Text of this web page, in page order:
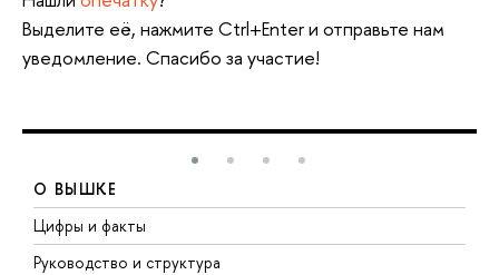
Выделите её, нажмите Ctrl+Enter и отправьте нам
уведомление. Спасибо за участие!
О ВЫШКЕ
Цифры и факты
Руководство и структура